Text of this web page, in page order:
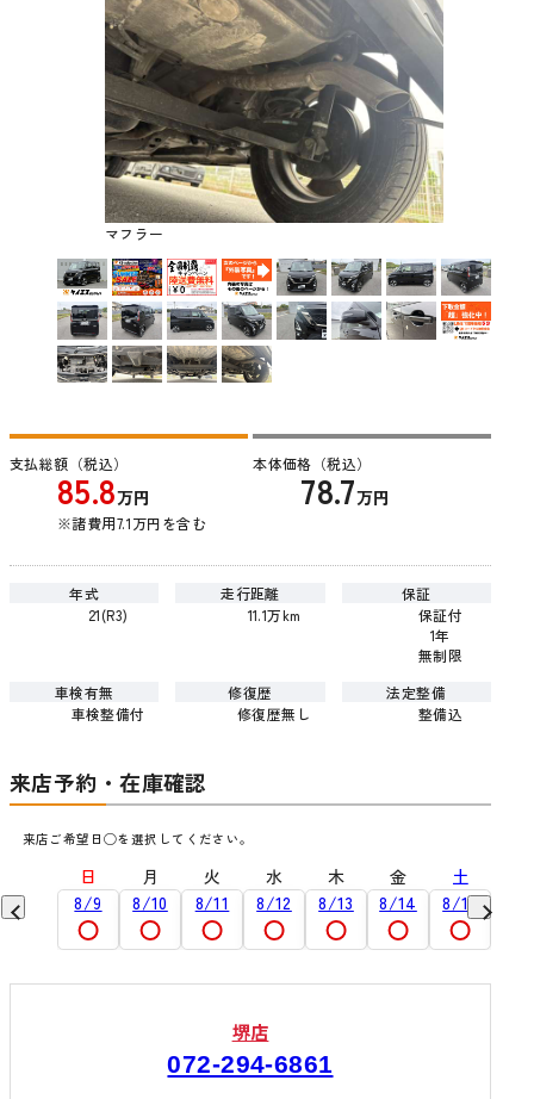
マフラー
支払総額（税込）
85.8万円
※諸費用7.1万円を含む
本体価格（税込）
78.7万円
年式
21(R3)
走行距離
11.1万km
保証
保証付
1年
無制限
車検有無
車検整備付
修復歴
修復歴無し
法定整備
整備込
来店予約・在庫確認
来店ご希望日◯を選択してください。
9/5
日
8/9
月
8/10
火
8/11
水
8/12
木
8/13
金
8/14
土
8/15
堺店
072-294-6861